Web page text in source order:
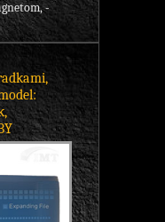
-